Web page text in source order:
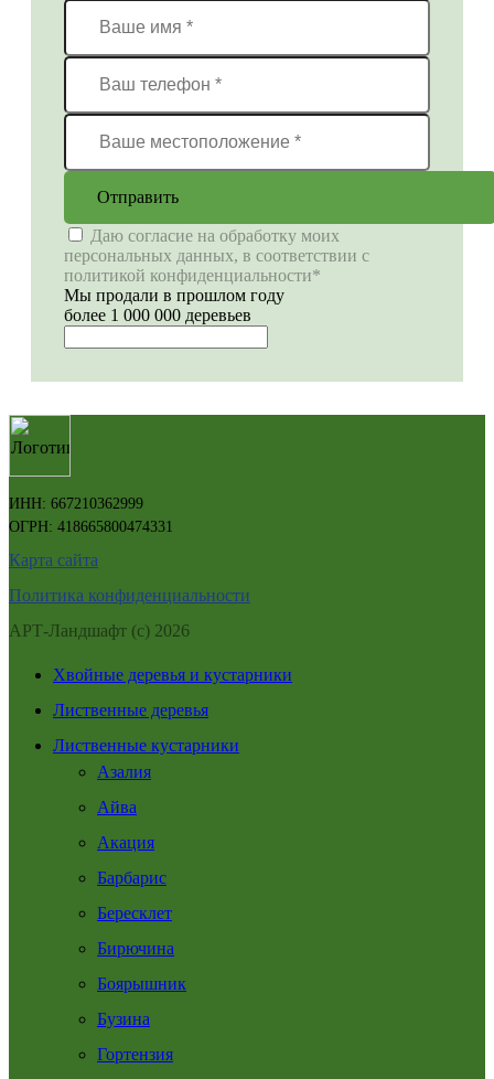
Отправить
Даю согласие на обработку моих
персональных данных, в соответствии с
политикой конфиденциальности*
Мы продали в прошлом году
более 1 000 000 деревьев
ИНН: 667210362999
ОГРН: 418665800474331
Карта сайта
Политика конфиденциальности
АРТ-Ландшафт (с) 2026
Хвойные деревья и кустарники
Лиственные деревья
Лиственные кустарники
Азалия
Айва
Акация
Барбарис
Бересклет
Бирючина
Боярышник
Бузина
Гортензия